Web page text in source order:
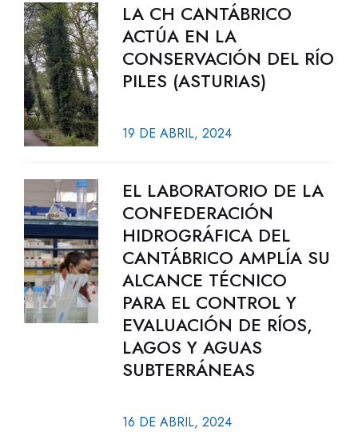
LA CH CANTÁBRICO
ACTÚA EN LA
CONSERVACIÓN DEL RÍO
PILES (ASTURIAS)
19 DE ABRIL, 2024
EL LABORATORIO DE LA
CONFEDERACIÓN
HIDROGRÁFICA DEL
CANTÁBRICO AMPLÍA SU
ALCANCE TÉCNICO
PARA EL CONTROL Y
EVALUACIÓN DE RÍOS,
LAGOS Y AGUAS
SUBTERRÁNEAS
16 DE ABRIL, 2024